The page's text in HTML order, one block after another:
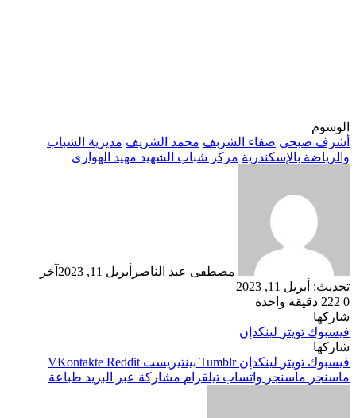
الوسوم
أشرف صبحى صفاء الشربف محمد الشريف مديرية الشباب
والرياضة بالإسكندرية مركز شباب الشهيد مهيد الهوارى
مصطفى عبد الناصر أبريل 11, 2023
آخر
تحديث: أبريل 11, 2023
0
دقيقة واحدة
شاركها
فيسبوك تويتر لينكدإن
شاركها
فيسبوك تويتر لينكدإن بينتيريست
ماسنجر ماسنجر واتساب تيلقرام مشاركة عبر البريد طباعة